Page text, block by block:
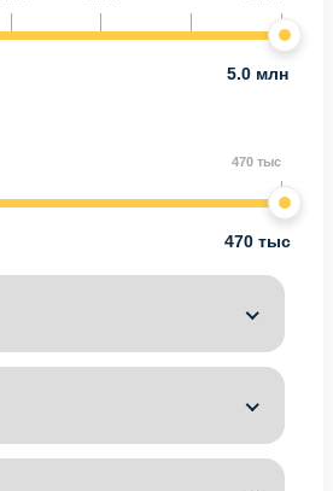
5.0 млн
470 тыс
470 тыс